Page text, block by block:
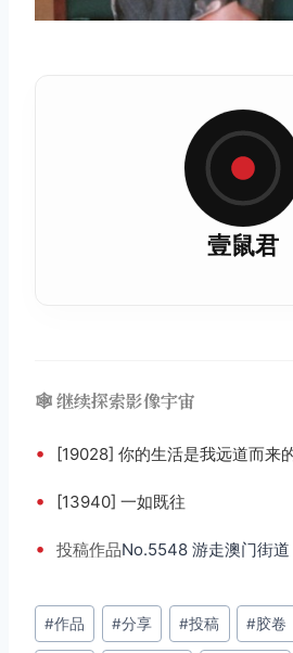
壹鼠君
🕸️ 继续探索影像宇宙
• [19028] 你的生活是我远道而来
• [13940] 一如既往
• 投稿作品No.5548 游走澳门街
文
章
#作品 #分享 #投稿 #胶卷